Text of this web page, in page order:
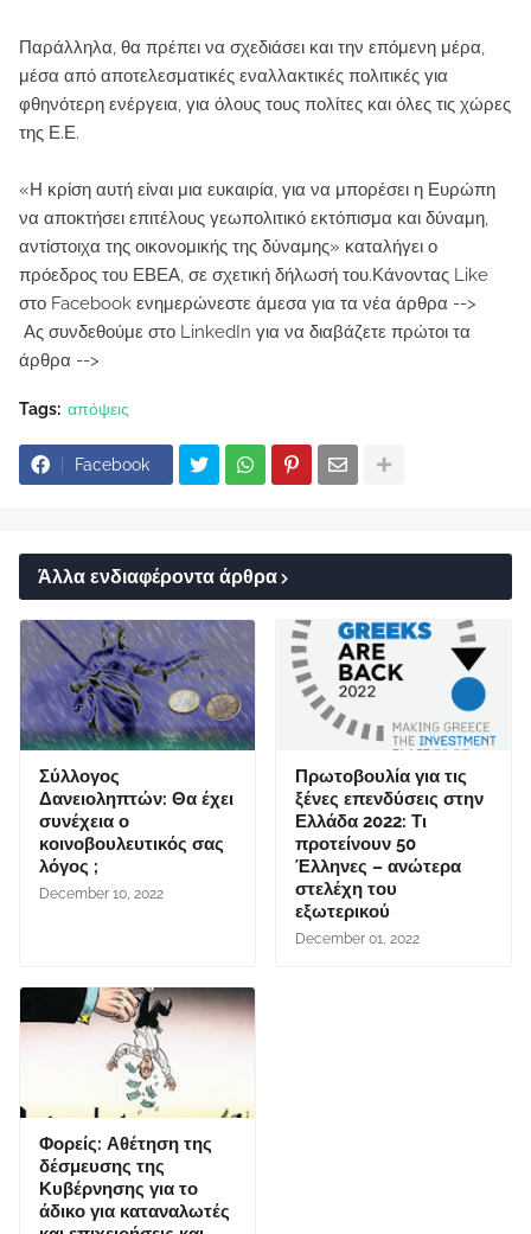
Παράλληλα, θα πρέπει να σχεδιάσει και την επόμενη μέρα,
μέσα από αποτελεσματικές εναλλακτικές πολιτικές για
φθηνότερη ενέργεια, για όλους τους πολίτες και όλες τις χώρες
της Ε.Ε.
«Η κρίση αυτή είναι μια ευκαιρία, για να μπορέσει η Ευρώπη
να αποκτήσει επιτέλους γεωπολιτικό εκτόπισμα και δύναμη,
αντίστοιχα της οικονομικής της δύναμης» καταλήγει ο
πρόεδρος του ΕΒΕΑ, σε σχετική δήλωσή του.Κάνοντας Like
στο Facebook ενημερώνεστε άμεσα για τα νέα άρθρα -->
Ας συνδεθούμε στο LinkedIn για να διαβάζετε πρώτοι τα
άρθρα -->
Tags: απόψεις
Facebook
Άλλα ενδιαφέροντα άρθρα
Σύλλογος
Δανειοληπτών: Θα έχει
συνέχεια ο
κοινοβουλευτικός σας
λόγος ;
December 10, 2022
Πρωτοβουλία για τις
ξένες επενδύσεις στην
Ελλάδα 2022: Τι
προτείνουν 50
Έλληνες – ανώτερα
στελέχη του
εξωτερικού
December 01, 2022
Φορείς: Αθέτηση της
δέσμευσης της
Κυβέρνησης για το
άδικο για καταναλωτές